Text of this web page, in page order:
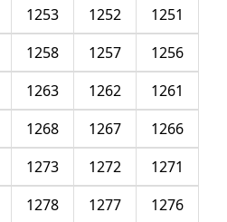
1251
1252
1253
1256
1257
1258
1261
1262
1263
1266
1267
1268
1271
1272
1273
1276
1277
1278